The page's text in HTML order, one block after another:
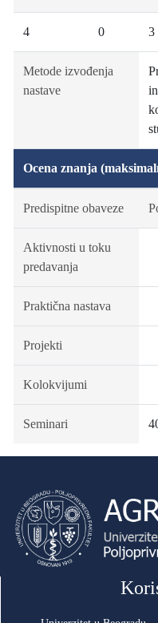
4 0 3
Metode izvođenja
nastave
Ocena znanja
Predispitne obaveze
Aktivnosti u toku
predavanja
Praktična nastava
Projekti
Kolokvijumi
Seminari